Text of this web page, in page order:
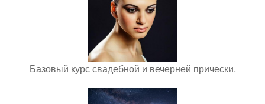
Базовый курс свадебной и вечерней прически.